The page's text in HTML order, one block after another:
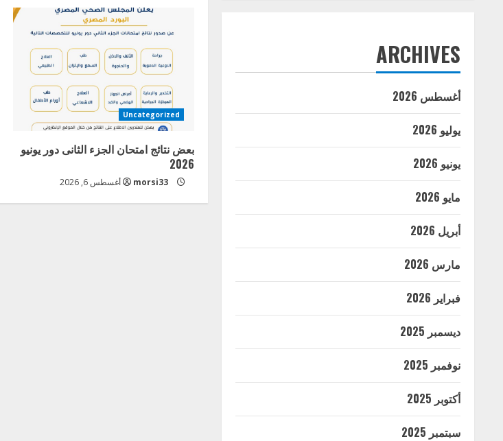
R
e
Uncategorized
بعض نتائج امتحان الجزء الثانى دور يونيو
2026
morsi33 أغسطس 6, 2026
ARCHIVES
أغسطس 2026
يوليو 2026
يونيو 2026
مايو 2026
أبريل 2026
مارس 2026
فبراير 2026
ديسمبر 2025
نوفمبر 2025
أكتوبر 2025
سبتمبر 2025